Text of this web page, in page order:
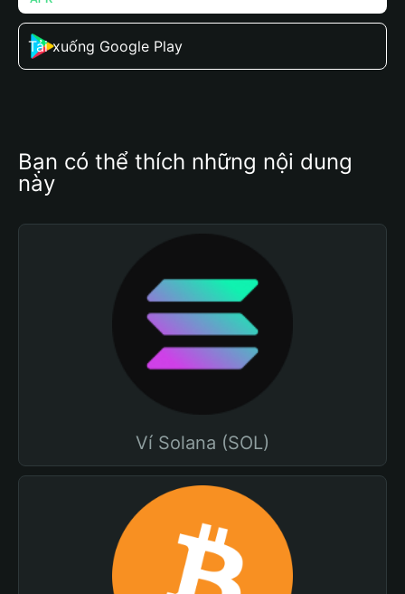
Tải xuống Google Play
Bạn có thể thích những nội dung
này
Ví Solana (SOL)